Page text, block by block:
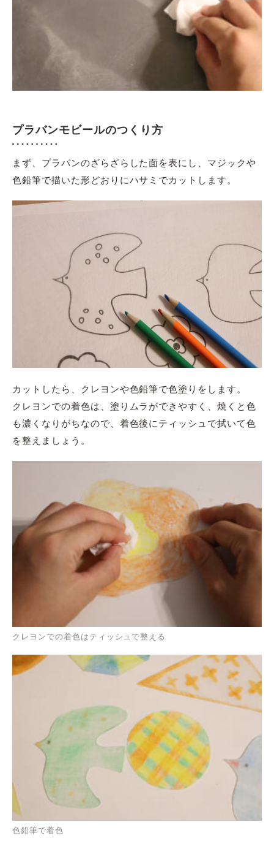
プラバンモビールのつくり方
まず、プラバンのざらざらした面を表にし、マジックや
色鉛筆で描いた形どおりにハサミでカットします。
カットしたら、クレヨンや色鉛筆で色塗りをします。
クレヨンでの着色は、塗りムラができやすく、焼くと色
も濃くなりがちなので、着色後にティッシュで拭いて色
を整えましょう。
クレヨンでの着色はティッシュで整える
色鉛筆で着色